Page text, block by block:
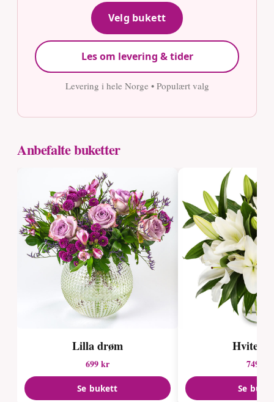
Velg bukett
Les om levering & tider
Levering i hele Norge • Populært valg
Anbefalte buketter
Lilla drøm
699 kr
Se bukett
Hvite
749 kr
Se